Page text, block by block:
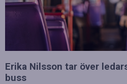
Erika Nilsson tar över
buss